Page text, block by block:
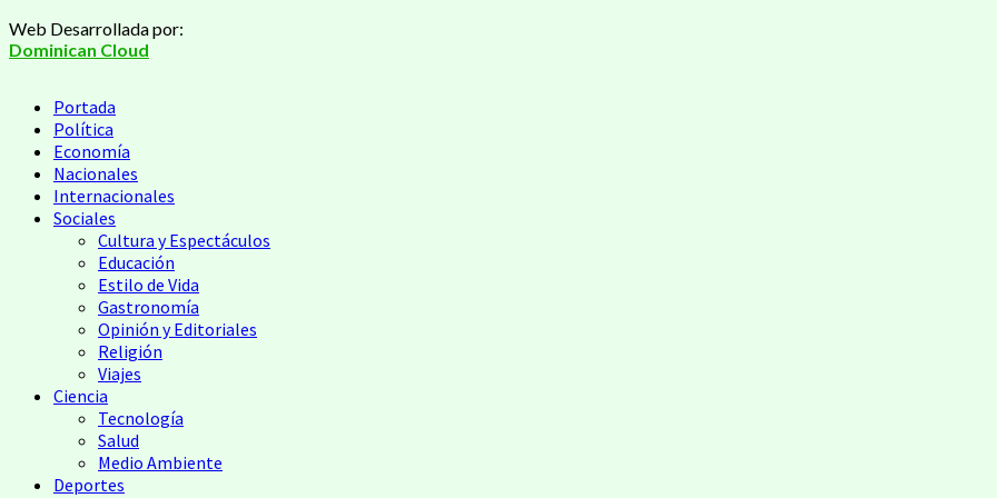
Saltar
al
Web Desarrollada por:
Dominican Cloud
Menú
principal
Portada
Política
Economía
Nacionales
Internacionales
Sociales
Cultura y Espectáculos
Educación
Estilo de Vida
Gastronomía
Opinión y Editoriales
Religión
Viajes
Ciencia
Tecnología
Salud
Medio Ambiente
Deportes